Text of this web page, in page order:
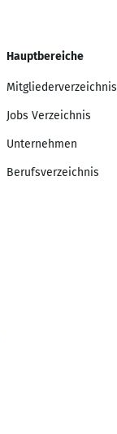
Hauptbereiche
Mitgliederverzeichnis
Jobs Verzeichnis
Unternehmen
Berufsverzeichnis